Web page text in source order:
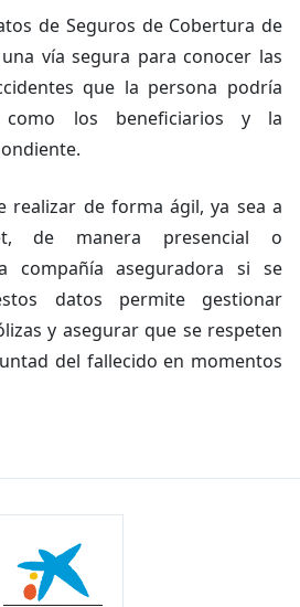
de Seguros de Cobertura de
vía segura para conocer las
que la persona podría
los beneficiarios y la
realizar de forma ágil, ya sea a
de manera presencial o
compañía aseguradora si se
datos permite gestionar
y asegurar que se respeten
del fallecido en momentos